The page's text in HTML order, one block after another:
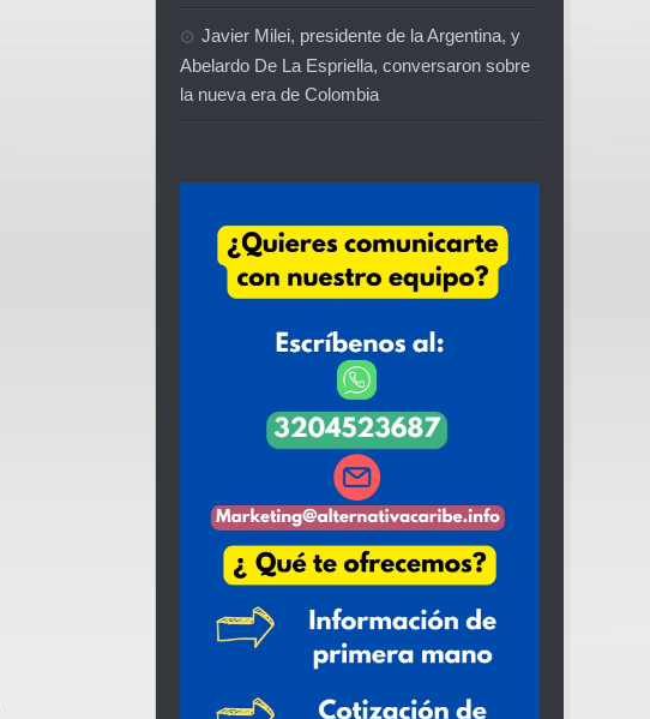
Javier Milei, presidente de la Argentina, y
Abelardo De La Espriella, conversaron sobre
la nueva era de Colombia